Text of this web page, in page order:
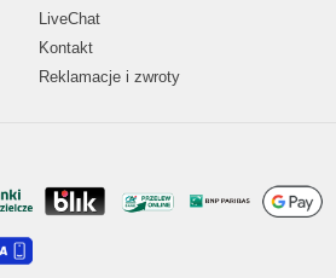
LiveChat
Kontakt
Reklamacje i zwroty